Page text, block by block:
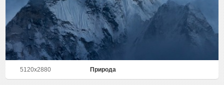
5120x2880 Природа